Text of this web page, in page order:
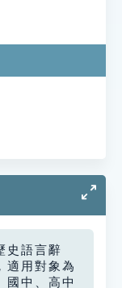
史語言辭
適用對象為
國中、高中